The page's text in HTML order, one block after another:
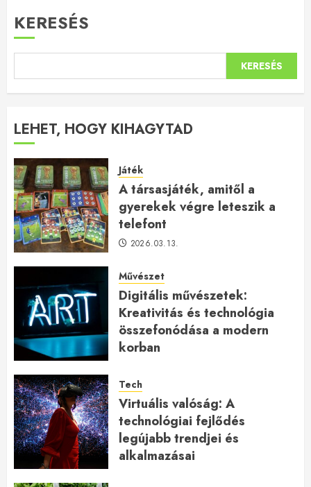
KERESÉS
KERESÉS
LEHET, HOGY KIHAGYTAD
Játék
A társasjáték, amitől a
gyerekek végre leteszik a
telefont
2026.03.13.
Művészet
Digitális művészetek:
Kreativitás és technológia
összefonódása a modern
korban
Tech
Virtuális valóság: A
technológiai fejlődés
legújabb trendjei és
alkalmazásai